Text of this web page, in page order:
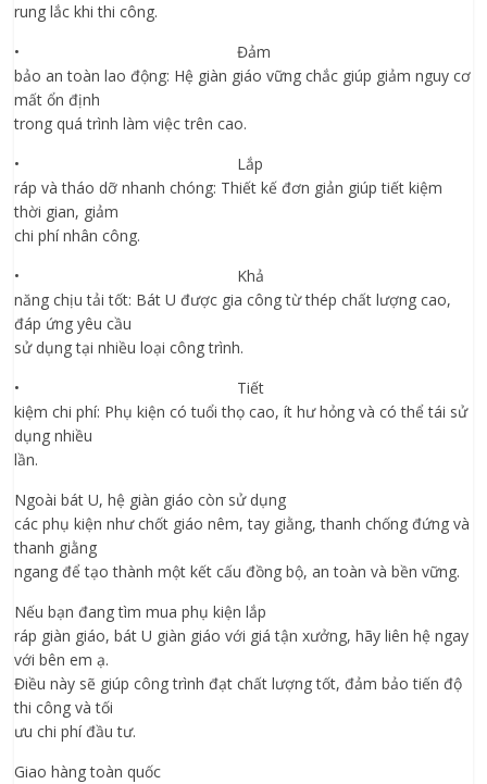
rung lắc khi thi công.
• Đảm
bảo an toàn lao động: Hệ giàn giáo vững chắc giúp giảm nguy cơ
mất ổn định
trong quá trình làm việc trên cao.
• Lắp
ráp và tháo dỡ nhanh chóng: Thiết kế đơn giản giúp tiết kiệm
thời gian, giảm
chi phí nhân công.
• Khả
năng chịu tải tốt: Bát U được gia công từ thép chất lượng cao,
đáp ứng yêu cầu
sử dụng tại nhiều loại công trình.
• Tiết
kiệm chi phí: Phụ kiện có tuổi thọ cao, ít hư hỏng và có thể tái sử
dụng nhiều
lần.
Ngoài bát U, hệ giàn giáo còn sử dụng
các phụ kiện như chốt giáo nêm, tay giằng, thanh chống đứng và
thanh giằng
ngang để tạo thành một kết cấu đồng bộ, an toàn và bền vững.
Nếu bạn đang tìm mua phụ kiện lắp
ráp giàn giáo, bát U giàn giáo với giá tận xưởng, hãy liên hệ ngay
với bên em ạ.
Điều này sẽ giúp công trình đạt chất lượng tốt, đảm bảo tiến độ
thi công và tối
ưu chi phí đầu tư.
Giao hàng toàn quốc